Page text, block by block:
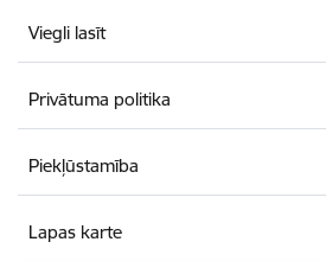
Viegli lasīt
Privātuma politika
Piekļūstamība
Lapas karte